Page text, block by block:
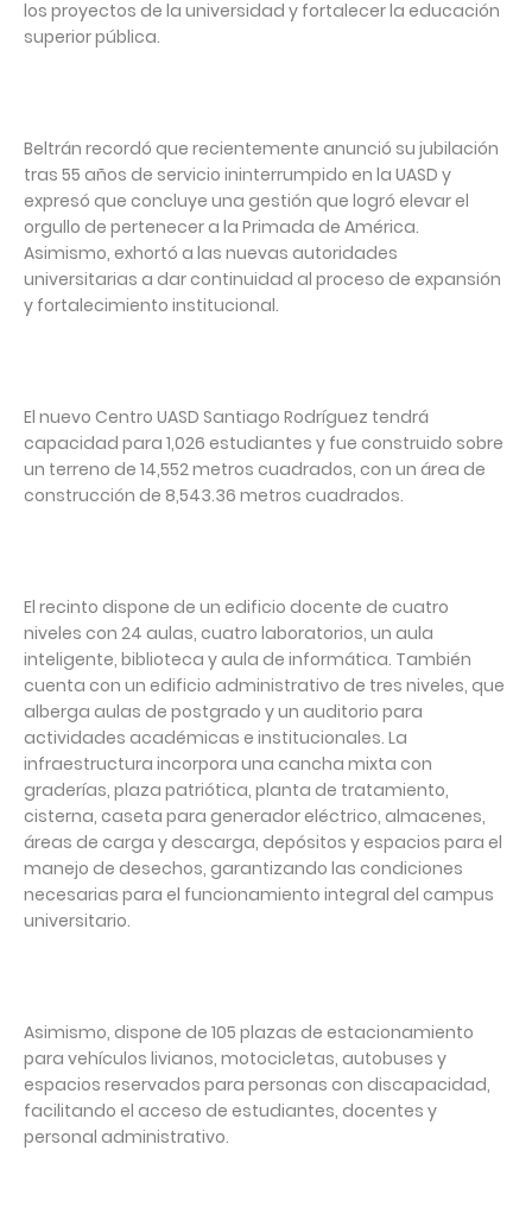
los proyectos de la universidad y fortalecer la educación
superior pública.
Beltrán recordó que recientemente anunció su jubilación
tras 55 años de servicio ininterrumpido en la UASD y
expresó que concluye una gestión que logró elevar el
orgullo de pertenecer a la Primada de América.
Asimismo, exhortó a las nuevas autoridades
universitarias a dar continuidad al proceso de expansión
y fortalecimiento institucional.
El nuevo Centro UASD Santiago Rodríguez tendrá
capacidad para 1,026 estudiantes y fue construido sobre
un terreno de 14,552 metros cuadrados, con un área de
construcción de 8,543.36 metros cuadrados.
El recinto dispone de un edificio docente de cuatro
niveles con 24 aulas, cuatro laboratorios, un aula
inteligente, biblioteca y aula de informática. También
cuenta con un edificio administrativo de tres niveles, que
alberga aulas de postgrado y un auditorio para
actividades académicas e institucionales. La
infraestructura incorpora una cancha mixta con
graderías, plaza patriótica, planta de tratamiento,
cisterna, caseta para generador eléctrico, almacenes,
áreas de carga y descarga, depósitos y espacios para el
manejo de desechos, garantizando las condiciones
necesarias para el funcionamiento integral del campus
universitario.
Asimismo, dispone de 105 plazas de estacionamiento
para vehículos livianos, motocicletas, autobuses y
espacios reservados para personas con discapacidad,
facilitando el acceso de estudiantes, docentes y
personal administrativo.